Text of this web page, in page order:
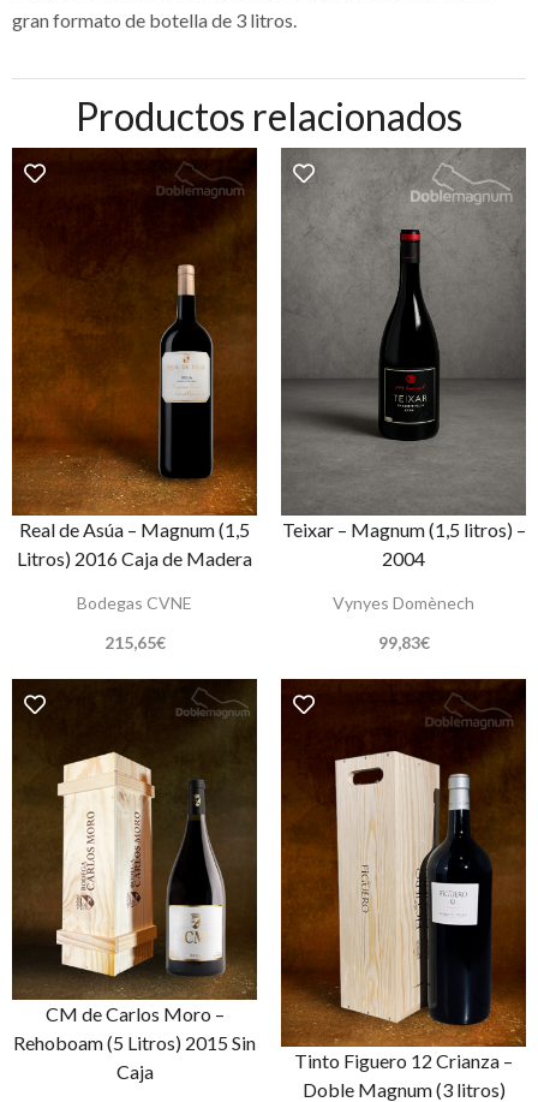
gran formato de botella de 3 litros.
Productos relacionados
Real de Asúa – Magnum (1,5
Litros) 2016 Caja de Madera
Bodegas CVNE
215,65€
Teixar – Magnum (1,5 litros) –
2004
Vynyes Domènech
99,83€
CM de Carlos Moro –
Rehoboam (5 Litros) 2015 Sin
Caja
Tinto Figuero 12 Crianza –
Doble Magnum (3 litros)